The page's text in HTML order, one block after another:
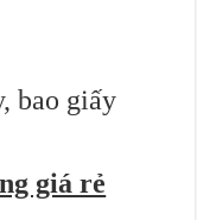
bao giấy
giá rẻ